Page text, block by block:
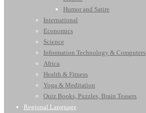
Humor and Satire
International
Economics
Science
Information Technology & Computers
Africa
Health & Fitness
Yoga & Meditation
Quiz Books, Puzzles, Brain Teasers
Regional Language